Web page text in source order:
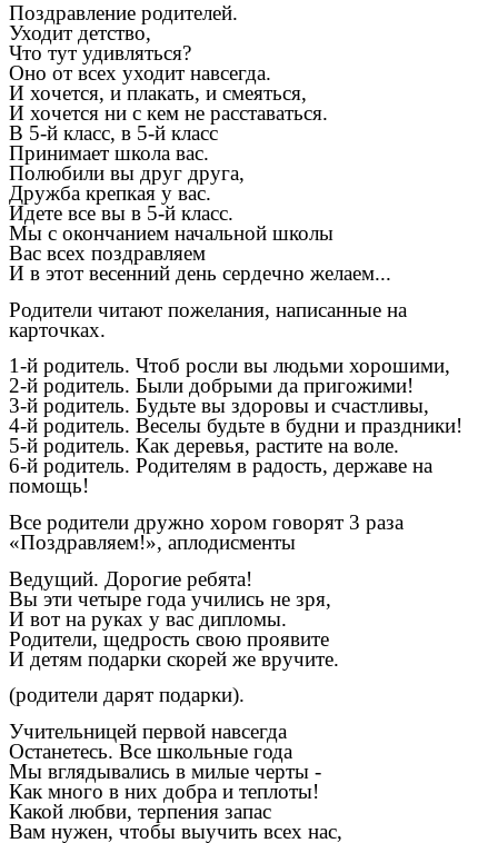
Поздравление родителей.
Уходит детство,
Что тут удивляться?
Оно от всех уходит навсегда.
И хочется, и плакать, и смеяться,
И хочется ни с кем не расставаться.
В 5-й класс, в 5-й класс
Принимает школа вас.
Полюбили вы друг друга,
Дружба крепкая у вас.
Идете все вы в 5-й класс.
Мы с окончанием начальной школы
Вас всех поздравляем
И в этот весенний день сердечно желаем...
Родители читают пожелания, написанные на
карточках.
1-й родитель. Чтоб росли вы людьми хорошими,
2-й родитель. Были добрыми да пригожими!
3-й родитель. Будьте вы здоровы и счастливы,
4-й родитель. Веселы будьте в будни и праздники!
5-й родитель. Как деревья, растите на воле.
6-й родитель. Родителям в радость, державе на
помощь!
Все родители дружно хором говорят 3 раза
«Поздравляем!», аплодисменты
Ведущий. Дорогие ребята!
Вы эти четыре года учились не зря,
И вот на руках у вас дипломы.
Родители, щедрость свою проявите
И детям подарки скорей же вручите.
(родители дарят подарки).
Учительницей первой навсегда
Останетесь. Все школьные года
Мы вглядывались в милые черты -
Как много в них добра и теплоты!
Какой любви, терпения запас
Вам нужен, чтобы выучить всех нас,